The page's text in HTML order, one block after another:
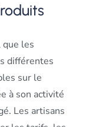
les
différentes
sur le
à son activité
Les artisans